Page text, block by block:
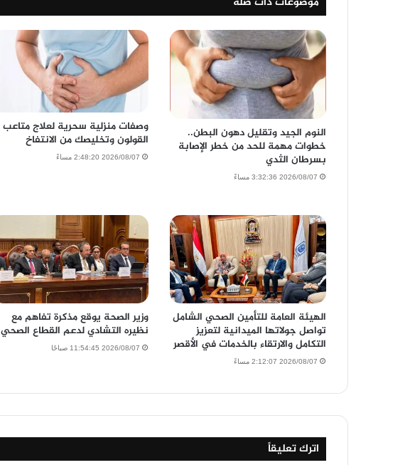
النوم الجيد وتقليل دهون البطن..
خطوات مهمة للحد من خطر الإصابة
بسرطان الثدي
2026/08/07 3:32:36 مساءً
وصفات منزلية سحرية لعلاج متاعب
القولون وتخليصك من الانتفاخ
2026/08/07 2:48:20 مساءً
الهيئة العامة للتأمين الصحي الشامل
تواصل جولاتها الميدانية لتعزيز
التكامل والارتقاء بالخدمات في الأقصر
2026/08/07 2:12:07 مساءً
وزير الصحة يوقع مذكرة تفاهم مع
نظيره التشادي لدعم القطاع الصحي
2026/08/07 11:54:45 صباحًا
اترك تعليقاً